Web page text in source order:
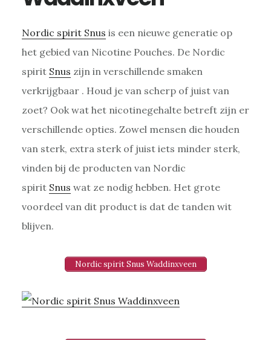
Nordic spirit Snus is een nieuwe generatie op
het gebied van Nicotine Pouches. De Nordic
spirit Snus zijn in verschillende smaken
verkrijgbaar . Houd je van scherp of juist van
zoet? Ook wat het nicotinegehalte betreft zijn er
verschillende opties. Zowel mensen die houden
van sterk, extra sterk of juist iets minder sterk,
vinden bij de producten van Nordic
spirit Snus wat ze nodig hebben. Het grote
voordeel van dit product is dat de tanden wit
blijven.
Nordic spirit Snus Waddinxveen